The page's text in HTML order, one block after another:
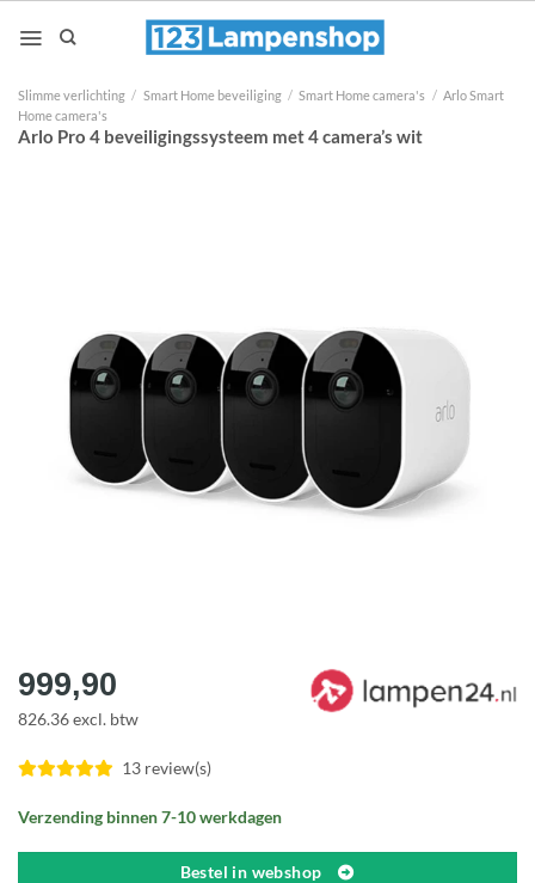
naar
Slimme verlichting / Smart Home beveiliging / Smart Home camera's / Arlo Smart
Home camera's
Arlo Pro 4 beveiligingssysteem met 4 camera’s wit
999,90
826.36 excl. btw
13 review(s)
Verzending binnen 7-10 werkdagen
Bestel in webshop